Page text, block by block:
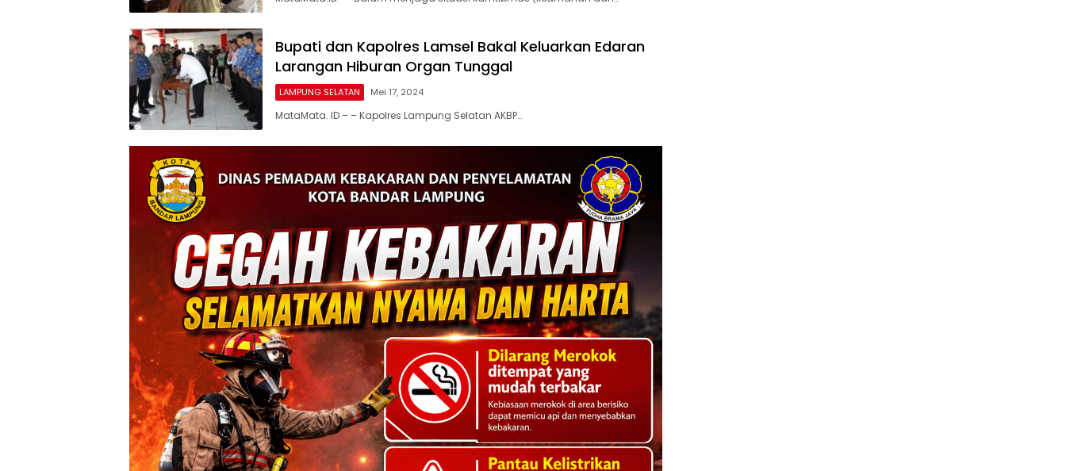
Bupati dan Kapolres Lamsel Bakal Keluarkan Edaran
Larangan Hiburan Organ Tunggal
LAMPUNG SELATAN Mei 17, 2024
MataMata. ID – – Kapolres Lampung Selatan AKBP…